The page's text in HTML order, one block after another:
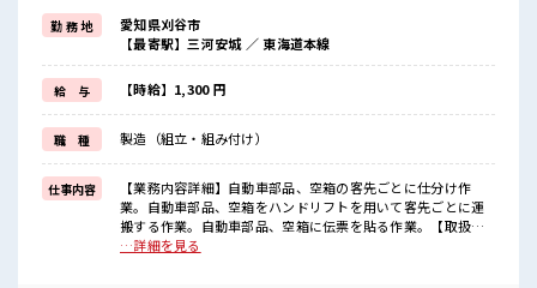
基本的に髪色自由で明るすぎたり奇抜でなければOKです！
(規定有)≪機能的な制服アリ≫
制服があるので、
毎日の服装の悩み解消♪
≪未経験OKの仕事≫
新しいことにチャレンジするのは不安だけど、
しっかり働く環境が整っています！
イチからスキルUP・ステップUP目指していきましょう！
≪自分に合った期間で働ける≫
福利厚生が整った派遣のお仕事です！
■職場の雰囲気
派手すぎなければ多少のヘアカラーもOKなのはウレシイPoint☆
勤 務 地
愛知県刈谷市
【最寄駅】三河安城 ／ 東海道本線
給 与 【時給】1,300 円
職 種 製造（組立・組み付け）
仕事内容
【業務内容詳細】自動車部品、空箱の客先ごとに仕分け作
業。自動車部品、空箱をハンドリフトを用いて客先ごとに運
搬する作業。自動車部品、空箱に伝票を貼る作業。【取扱製
品情報】自動車部品【重量物】MAX15キロ 【座り立ち】立
…詳細を見る